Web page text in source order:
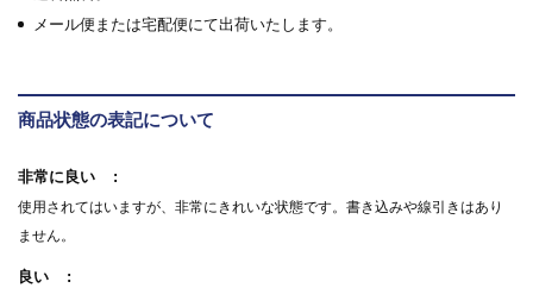
メール便または宅配便にて出荷いたします。
商品状態の表記について
非常に良い
使用されてはいますが、非常にきれいな状態です。書き込みや線引きはあり
ません。
良い